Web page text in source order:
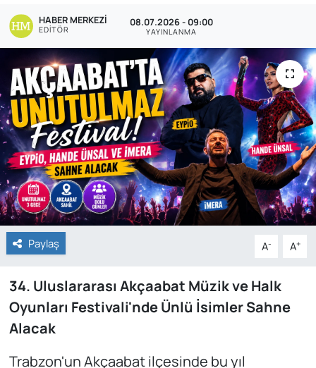
HABER MERKEZI
EDITÖR
08.07.2026 - 09:00
YAYINLANMA
Paylaş A- A+
34. Uluslararası Akçaabat Müzik ve Halk
Oyunları Festivali'nde Ünlü İsimler Sahne
Alacak
Trabzon'un Akçaabat ilçesinde bu yıl